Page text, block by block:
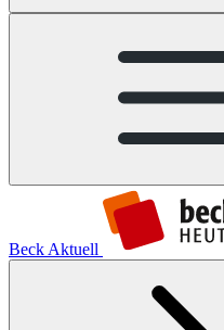
Beck Aktuell